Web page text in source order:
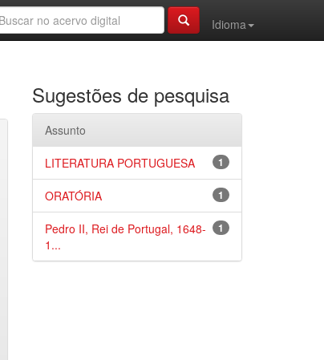
Idioma
Sugestões de pesquisa
Assunto
1
LITERATURA PORTUGUESA
1
ORATÓRIA
1
Pedro II, Rei de Portugal, 1648-
1...